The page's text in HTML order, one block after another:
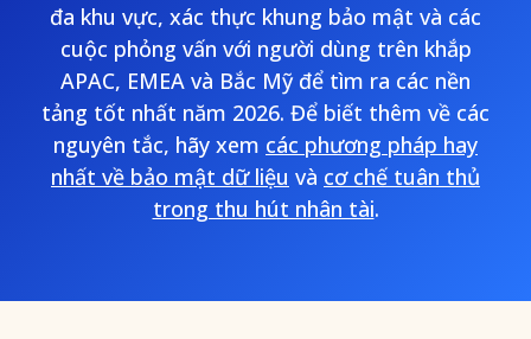
đa khu vực, xác thực khung bảo mật và các
cuộc phỏng vấn với người dùng trên khắp
APAC, EMEA và Bắc Mỹ để tìm ra các nền
tảng tốt nhất năm 2026. Để biết thêm về các
nguyên tắc, hãy xem các phương pháp hay
nhất về bảo mật dữ liệu và cơ chế tuân thủ
trong thu hút nhân tài.